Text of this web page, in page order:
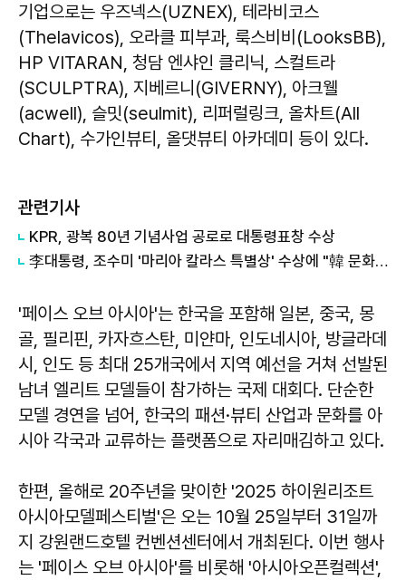
기업으로는 우즈넥스(UZNEX), 테라비코스
(Thelavicos), 오라클 피부과, 룩스비비(LooksBB),
HP VITARAN, 청담 엔샤인 클리닉, 스컬트라
(SCULPTRA), 지베르니(GIVERNY), 아크웰
(acwell), 슬밋(seulmit), 리퍼럴링크, 올차트(All
Chart), 수가인뷰티, 올댓뷰티 아카데미 등이 있다.
관련기사
KPR, 광복 80년 기념사업 공로로 대통령표창 수상
李대통령, 조수미 '마리아 칼라스 특별상' 수상에 "韓 문화예술 새 이정표"
'페이스 오브 아시아'는 한국을 포함해 일본, 중국, 몽
골, 필리핀, 카자흐스탄, 미얀마, 인도네시아, 방글라데
시, 인도 등 최대 25개국에서 지역 예선을 거쳐 선발된
남녀 엘리트 모델들이 참가하는 국제 대회다. 단순한
모델 경연을 넘어, 한국의 패션·뷰티 산업과 문화를 아
시아 각국과 교류하는 플랫폼으로 자리매김하고 있다.
한편, 올해로 20주년을 맞이한 '2025 하이원리조트
아시아모델페스티벌'은 오는 10월 25일부터 31일까
지 강원랜드호텔 컨벤션센터에서 개최된다. 이번 행사
는 '페이스 오브 아시아'를 비롯해 '아시아오픈컬렉션',